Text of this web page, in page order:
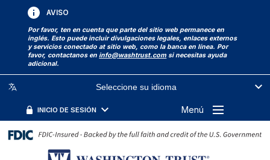
AVISO
Por favor, ten en cuenta que parte del sitio web permanece en
inglés. Esto puede incluir divulgaciones legales, enlaces externos
y servicios conectado at sitio web, como la banca en línea. Por
favor, contactanos eninfo@washtrust.com si necesitas ayuda
adicional.
Seleccione su idioma
INICIO DE SESIÓN Menú